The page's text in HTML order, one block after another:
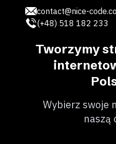
contact@nice-
(+48) 518 182 233
Tworzymy
Wybierz swoje
naszą